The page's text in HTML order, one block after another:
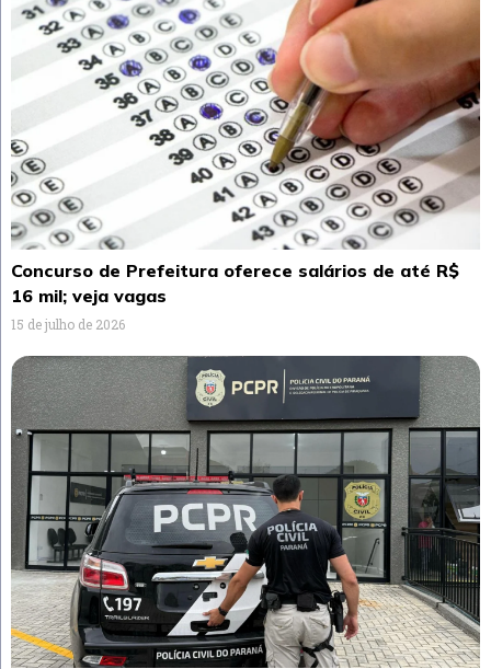
Concurso de Prefeitura oferece salários de até R$
16 mil; veja vagas
15 de julho de 2026